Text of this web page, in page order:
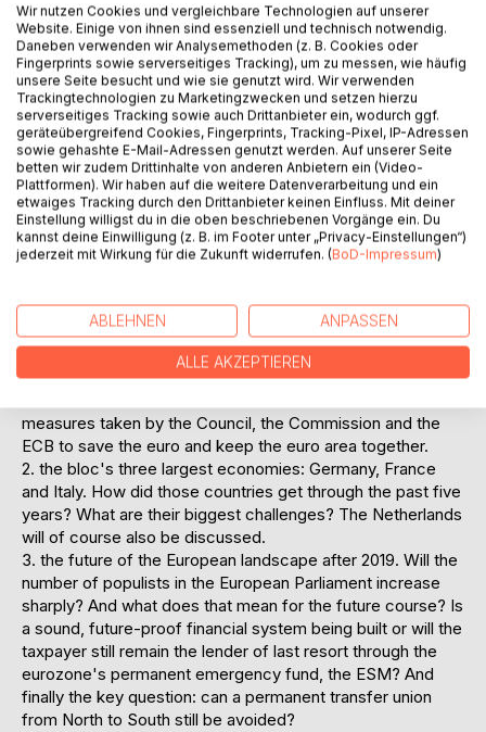
euro was a political currency, mainly instigated by France to
break through Germany's monetary power. For Germany
itself, the currency was important to make German
unification possible.
What has happened since then? And above all: are we
better off in the Netherlands now than five years ago? The
answers to these and other questions can be found in this
new book by Wanningen, in which he focuses on problem
number one: the euro. Or more precisely: the future of the
euro and the European Monetary Union. It has been written
for you, for everyone, and certainly also for politicians, who
and economic field over the past five years. Where are we
now as the EU? And what does that mean for our future?
In three parts, Wanningen broadens your view on:
measures taken by the Council, the Commission and the
ECB to save the euro and keep the euro area together.
2. the bloc's three largest economies: Germany, France
and Italy. How did those countries get through the past five
years? What are their biggest challenges? The Netherlands
will of course also be discussed.
3. the future of the European landscape after 2019. Will the
number of populists in the European Parliament increase
sharply? And what does that mean for the future course? Is
a sound, future-proof financial system being built or will the
taxpayer still remain the lender of last resort through the
eurozone's permanent emergency fund, the ESM? And
finally the key question: can a permanent transfer union
from North to South still be avoided?
Wir nutzen Cookies und vergleichbare Technologien auf unserer
Website. Einige von ihnen sind essenziell und technisch notwendig.
Daneben verwenden wir Analysemethoden (z. B. Cookies oder
Fingerprints sowie serverseitiges Tracking), um zu messen, wie häufig
unsere Seite besucht und wie sie genutzt wird. Wir verwenden
Trackingtechnologien zu Marketingzwecken und setzen hierzu
serverseitiges Tracking sowie auch Drittanbieter ein, wodurch ggf.
geräteübergreifend Cookies, Fingerprints, Tracking-Pixel, IP-Adressen
sowie gehashte E-Mail-Adressen genutzt werden. Auf unserer Seite
betten wir zudem Drittinhalte von anderen Anbietern ein (Video-
Plattformen). Wir haben auf die weitere Datenverarbeitung und ein
etwaiges Tracking durch den Drittanbieter keinen Einfluss. Mit deiner
Einstellung willigst du in die oben beschriebenen Vorgänge ein. Du
kannst deine Einwilligung (z. B. im Footer unter „Privacy-Einstellungen“)
jederzeit mit Wirkung für die Zukunft widerrufen. (BoD-Impressum)
ABLEHNEN ANPASSEN
ALLE AKZEPTIEREN